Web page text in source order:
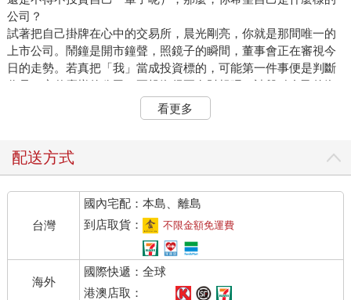
公司？
試著把自己掛牌在心中的交易所，晨光剛亮，你就是那間唯一的
上市公司。鬧鐘是開市鐘聲，照鏡子的瞬間，董事會正在審視今
日的走勢。若真把「我」當成投資標的，可能第一件事便是判斷
你是一家什麼樣的公司？要投資得要有財報吧？請盤點自己的資
產負債：房子和現金是你的有形資產，知識與技能是無形資產，
健康是生產線，朋友與家人是策略聯盟，而負債與你的壞習慣則
其次，任何績優企業都重視現金流與風險管理。你的「現金」除
數流向社群滑動與無效應酬，就是收不回的應收帳款。你的好習
慣會給未來預留流動資金─ 正向的情緒狀況，運動習慣─ 就是你
這家公司的「護城河」或「預備金」，必須足以抵禦市場暴風，
萬一遇上突發的風險，比如突發疾病、情感破裂或失業。上述的
資產和策略聯盟，往往能救你這家公司於傾頹之時。
第三，任何公司想要持盈保泰，都要持續研發、投資創新，一家
停滯的公司最終被市場淘汰；一個停止學習的人，市值也會折
看更多
配送方式
台灣
國內宅配：本島、離島
到店取貨：
不限金額免運費
海外
國際快遞：全球
港澳店取：